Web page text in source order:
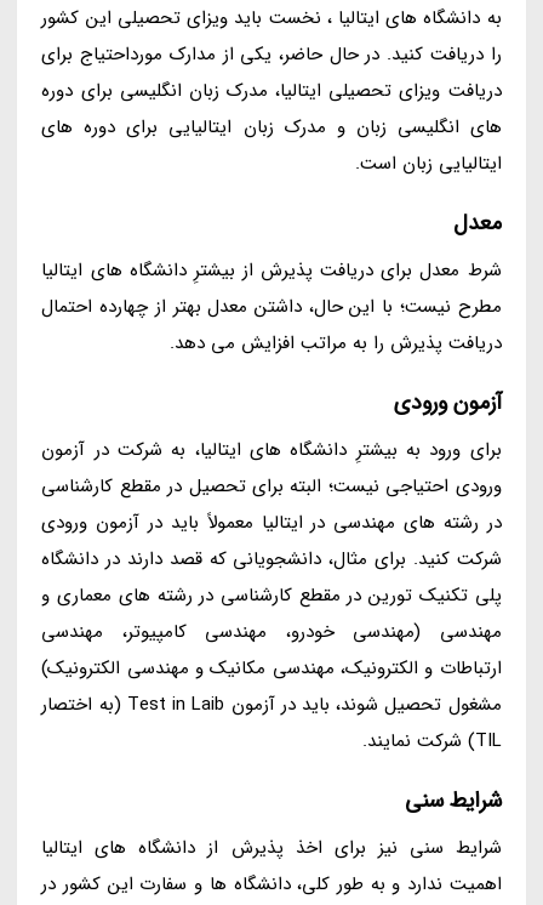
به دانشگاه های ایتالیا ، نخست باید ویزای تحصیلی این کشور
را دریافت کنید. در حال حاضر، یکی از مدارک مورداحتیاج برای
دریافت ویزای تحصیلی ایتالیا، مدرک زبان انگلیسی برای دوره
های انگلیسی زبان و مدرک زبان ایتالیایی برای دوره های
ایتالیایی زبان است.
معدل
شرط معدل برای دریافت پذیرش از بیشترِ دانشگاه های ایتالیا
مطرح نیست؛ با این حال، داشتن معدل بهتر از چهارده احتمال
دریافت پذیرش را به مراتب افزایش می دهد.
آزمون ورودی
برای ورود به بیشترِ دانشگاه های ایتالیا، به شرکت در آزمون
ورودی احتیاجی نیست؛ البته برای تحصیل در مقطع کارشناسی
در رشته های مهندسی در ایتالیا معمولاً باید در آزمون ورودی
شرکت کنید. برای مثال، دانشجویانی که قصد دارند در دانشگاه
پلی تکنیک تورین در مقطع کارشناسی در رشته های معماری و
مهندسی (مهندسی خودرو، مهندسی کامپیوتر، مهندسی
ارتباطات و الکترونیک، مهندسی مکانیک و مهندسی الکترونیک)
مشغول تحصیل شوند، باید در آزمون Test in Laib (به اختصار
TIL) شرکت نمایند.
شرایط سنی
شرایط سنی نیز برای اخذ پذیرش از دانشگاه های ایتالیا
اهمیت ندارد و به طور کلی، دانشگاه ها و سفارت این کشور در